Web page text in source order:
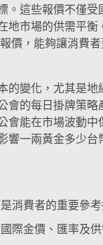
。這些報價不僅受
地市場的供需平衡
價，能夠讓消費
的變化，尤其是地
會的每日掛牌策略
會能在市場波動中
響一兩黃金多少台
消費者的重要參考
際金價、匯率及供